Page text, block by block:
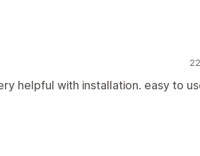
helpful with installation. easy to